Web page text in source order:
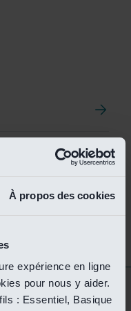
À propos des cookies
expérience en ligne
pour nous y aider.
: Essentiel, Basique